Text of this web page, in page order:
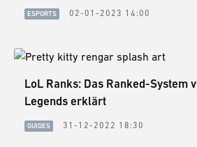
ESPORTS 02-01-2023 14:00
LoL Ranks: Das Ranked-System
Legends erklärt
GUIDES 31-12-2022 18:30